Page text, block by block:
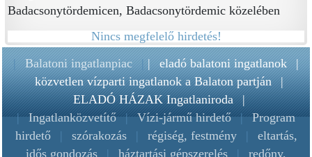
Badacsonytördemicen, Badacsonytördemic közelében
Nincs megfelelő hirdetés!
| Balatoni ingatlanpiac || eladó balatoni ingatlanok |
közvetlen vízparti ingatlanok a Balaton partján |
ELADÓ HÁZAK Ingatlaniroda |
| Ingatlanközvetítő | Vízi-jármű hirdető | Program
hirdető
| szórakozás | régiség, festmény |
eltartás,
idős gondozás
| háztartási gépszerelés | redőny,